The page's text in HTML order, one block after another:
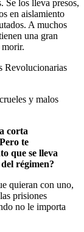
Se los lleva presos,
en aislamiento
A muchos
una gran
Revolucionarias
y malos
corta
te
que se lleva
régimen?
quieran con uno,
prisiones
no le importa